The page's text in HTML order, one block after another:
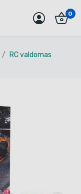
0
RC valdomas